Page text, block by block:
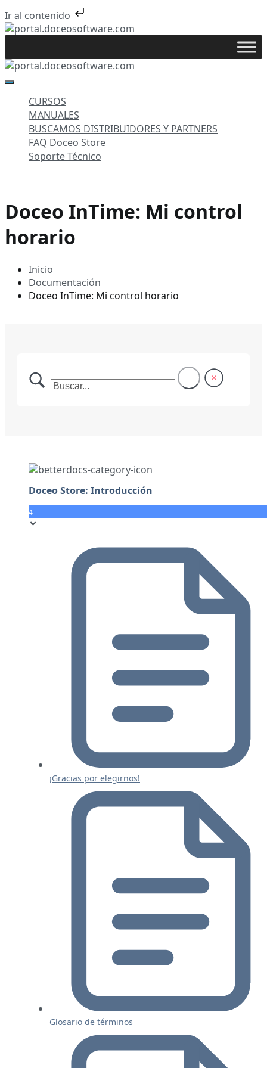
Ir al contenido
Saltar
portal.doceosoftware.com
CURSOS
MANUALES
BUSCAMOS DISTRIBUIDORES Y PARTNERS
FAQ Doceo Store
Soporte Técnico
Doceo InTime: Mi control
horario
Inicio
Documentación
Doceo InTime: Mi control horario
Doceo Store: Introducción
4
¡Gracias por elegirnos!
Glosario de términos